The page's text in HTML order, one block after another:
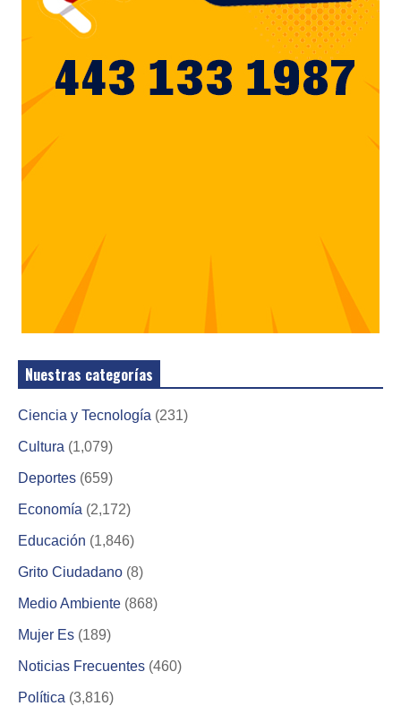
Nuestras categorías
Ciencia y Tecnología (231)
Cultura (1,079)
Deportes (659)
Economía (2,172)
Educación (1,846)
Grito Ciudadano (8)
Medio Ambiente (868)
Mujer Es (189)
Noticias Frecuentes (460)
Política (3,816)